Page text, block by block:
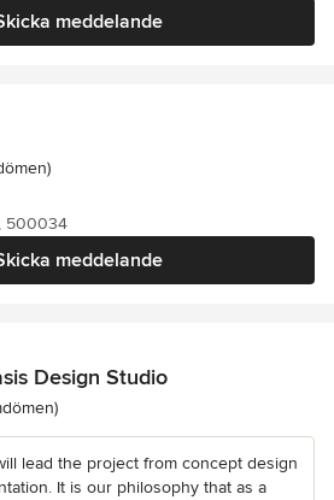
meddelande
5 av 5 stjärnor
meddelande
500034
Design Studio
5 av 5 stjärnor
lead the project from concept design
It is our philosophy that as a